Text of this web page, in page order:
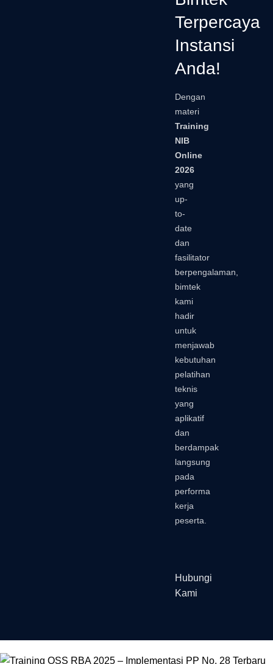
Terpercaya
Instansi
Anda!
Dengan
materi
Training
NIB
Online
2026
yang
up-
to-
date
dan
fasilitator
berpengalaman,
bimtek
kami
hadir
untuk
menjawab
kebutuhan
pelatihan
teknis
yang
aplikatif
dan
berdampak
langsung
pada
performa
kerja
peserta.
Hubungi
Kami